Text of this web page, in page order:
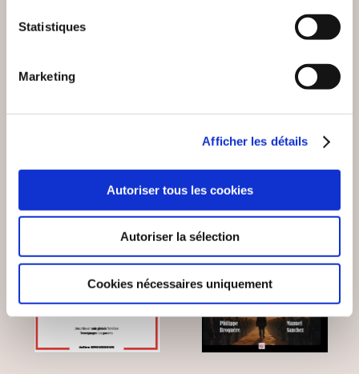
Statistiques
Marketing
Afficher les détails
Autoriser tous les cookies
Autoriser la sélection
Cookies nécessaires uniquement
MAXIMES & PENSÉES
POURQUOI SUIS-JE
DEVENU UN
REBELLE ?
Essais sociétaux